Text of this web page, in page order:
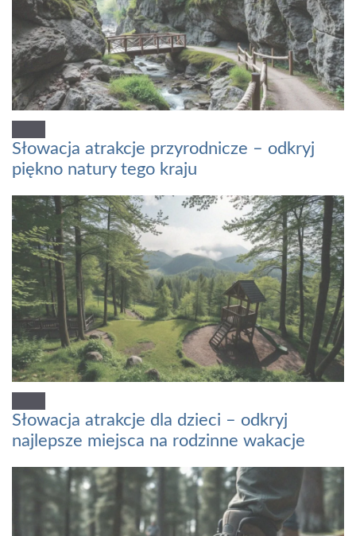
Słowacja atrakcje przyrodnicze – odkryj
piękno natury tego kraju
Słowacja atrakcje dla dzieci – odkryj
najlepsze miejsca na rodzinne wakacje